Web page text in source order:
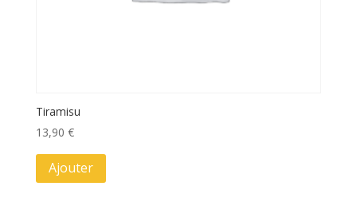
Tiramisu
13,90 €
Ajouter